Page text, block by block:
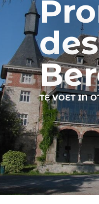
des
TE VOET IN